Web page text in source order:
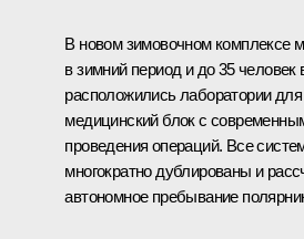
В новом зимовочном комплексе
в зимний период и до 35 человек
расположились лаборатории
медицинский блок с
проведения операций. Все
многократно дублированы и
автономное пребывание